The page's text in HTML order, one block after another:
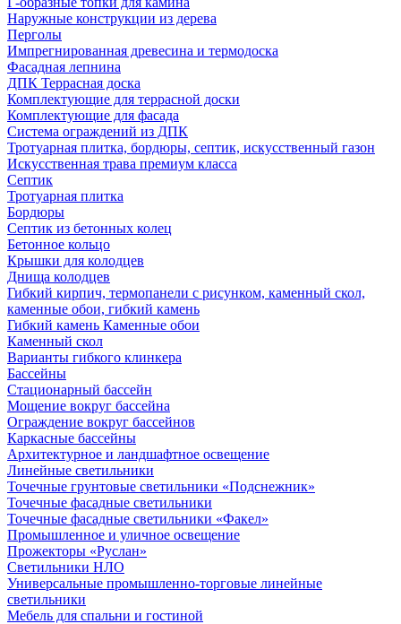
Наружные конструкции из дерева
Перголы
Импрегнированная древесина и термодоска
Фасадная лепнина
ДПК Террасная доска
Комплектующие для террасной доски
Комплектующие для фасада
Система ограждений из ДПК
Тротуарная плитка, бордюры, септик, искусственный газон
Искусственная трава премиум класса
Септик
Тротуарная плитка
Бордюры
Септик из бетонных колец
Бетонное кольцо
Крышки для колодцев
Днища колодцев
Гибкий кирпич, термопанели с рисунком, каменный скол,
каменные обои, гибкий камень
Гибкий камень Каменные обои
Каменный скол
Варианты гибкого клинкера
Бассейны
Стационарный бассейн
Мощение вокруг бассейна
Ограждение вокруг бассейнов
Каркасные бассейны
Архитектурное и ландшафтное освещение
Линейные светильники
Точечные грунтовые светильники «Подснежник»
Точечные фасадные светильники
Точечные фасадные светильники «Факел»
Промышленное и уличное освещение
Прожекторы «Руслан»
Светильники НЛО
Универсальные промышленно-торговые линейные
светильники
Мебель для спальни и гостиной